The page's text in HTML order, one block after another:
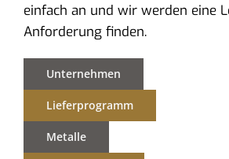
einfach an und wir werden eine
Anforderung finden.
Unternehmen
Lieferprogramm
Metalle